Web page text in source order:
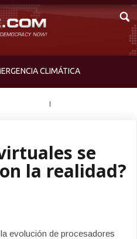
CLIMÁTICA
se
la realidad?
evolución de procesadores